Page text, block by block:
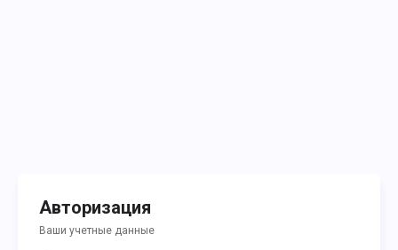
Авторизация
Ваши учетные данные